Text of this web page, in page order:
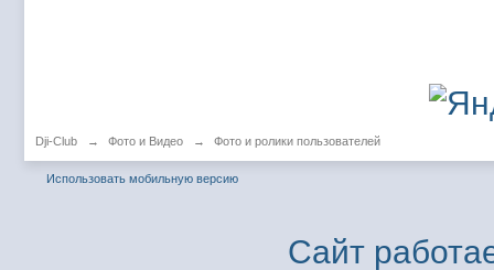
Dji-Club → Фото и Видео → Фото и ролики пользователей
Использовать мобильную версию
Сайт